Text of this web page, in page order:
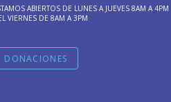
ABIERTOS DE LUNES A JUEVES 8AM A 4PM
VIERNES DE 8AM A 3PM
DONACIONES